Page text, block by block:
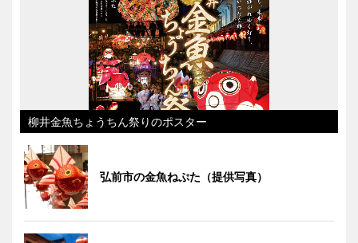
柳井金魚ちょうちん祭りのポスター
弘前市の金魚ねぷた（提供写真）